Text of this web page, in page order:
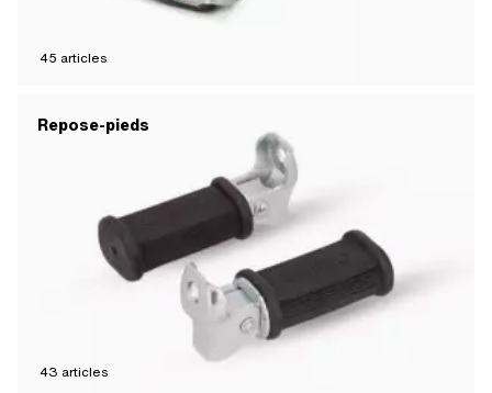
45 articles
Repose-pieds
43 articles